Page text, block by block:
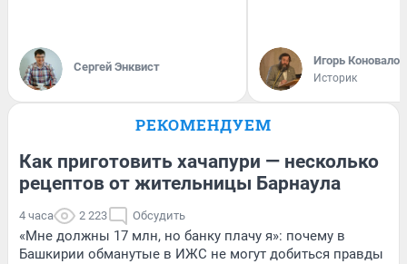
Сергей Энквист Игорь Коновалов
Историк
РЕКОМЕНДУЕМ
Как приготовить хачапури — несколько
рецептов от жительницы Барнаула
4 часа 2 223 Обсудить
«Мне должны 17 млн, но банку плачу я»: почему в
Башкирии обманутые в ИЖС не могут добиться правды